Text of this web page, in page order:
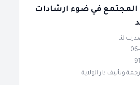
المجتمع في ضوء ارشادات
لنا
وتأليف دار الولاية